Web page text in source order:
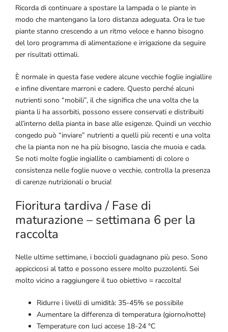
Ricorda di continuare a spostare la lampada o le piante in
modo che mantengano la loro distanza adeguata. Ora le tue
piante stanno crescendo a un ritmo veloce e hanno bisogno
del loro programma di alimentazione e irrigazione da seguire
per risultati ottimali.
È normale in questa fase vedere alcune vecchie foglie ingiallire
e infine diventare marroni e cadere. Questo perché alcuni
nutrienti sono “mobili”, il che significa che una volta che la
pianta li ha assorbiti, possono essere conservati e distribuiti
all’interno della pianta in base alle esigenze. Quindi un vecchio
congedo può “inviare” nutrienti a quelli più recenti e una volta
che la pianta non ne ha più bisogno, lascia che muoia e cada.
Se noti molte foglie ingiallite o cambiamenti di colore o
consistenza nelle foglie nuove o vecchie, controlla la presenza
di carenze nutrizionali o brucia!
Fioritura tardiva / Fase di
maturazione – settimana 6 per la
raccolta
Nelle ultime settimane, i boccioli guadagnano più peso. Sono
appiccicosi al tatto e possono essere molto puzzolenti. Sei
molto vicino a raggiungere il tuo obiettivo = raccolta!
Ridurre i livelli di umidità: 35-45% se possibile
Aumentare la differenza di temperatura (giorno/notte)
Temperature con luci accese 18-24 °C